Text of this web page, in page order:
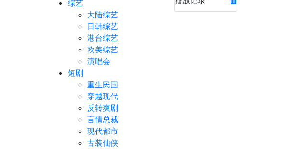
综艺
大陆综艺
日韩综艺
港台综艺
欧美综艺
演唱会
短剧
重生民国
穿越现代
反转爽剧
言情总裁
现代都市
古装仙侠